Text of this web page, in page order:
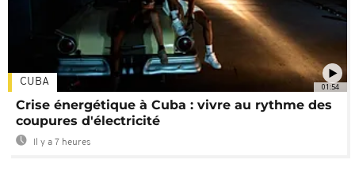
01:54
CUBA
Crise énergétique à Cuba : vivre au rythme des
coupures d'électricité
Il y a 7 heures